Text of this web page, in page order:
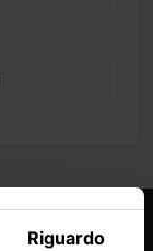
Riguardo